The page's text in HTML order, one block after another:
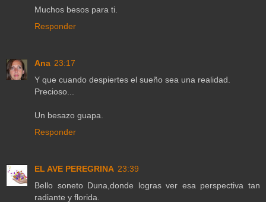
Muchos besos para ti.
Responder
Ana 23:17
Y que cuando despiertes el sueño sea una realidad.
Precioso...
Un besazo guapa.
Responder
EL AVE PEREGRINA 23:39
Bello soneto Duna,donde logras ver esa perspectiva tan
radiante y florida.